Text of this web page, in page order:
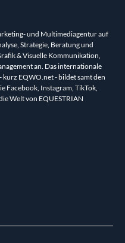
und Multimediagentur auf
Strategie, Beratung und
& Visuelle Kommunikation,
an. Das internationale
EQWO.net - bildet samt den
Facebook, Instagram, TikTok,
Welt von EQUESTRIAN